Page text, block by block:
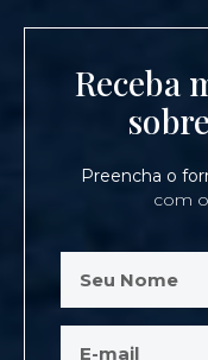
Receba
Preencha o
com